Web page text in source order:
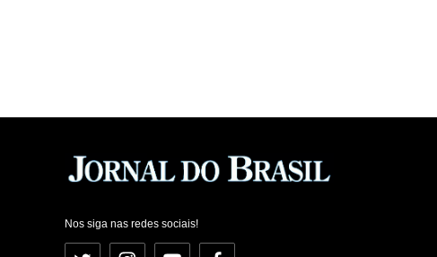
Nos siga nas redes sociais!